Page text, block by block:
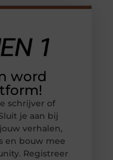
word
schrijver of
je aan bij
verhalen,
en bouw mee
Registreer